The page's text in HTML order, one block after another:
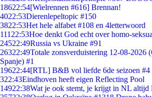
18622:54[Wielrennen #616] Brennan!
4022:53Dierenlepeltopic #150
3822:53Het hele alfabet #108 en 4letterwoord
111 22:53Hoe denkt God echt over homo-
24522:49Russia vs Ukraine #91
26322:49Totale zonsverduistering 12-08-2026
Spanje) #1
19622:44[RTL] B&B vol liefde 6de seizoen #4
322:43Eindhoven heeft eigen Reflecting Pool
14922:38Wat je ook stemt, je krijgt in NL